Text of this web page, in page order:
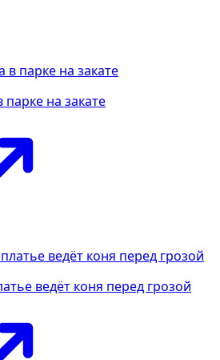
на закате
ведёт коня перед грозой